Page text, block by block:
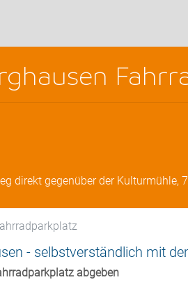
direkt gegenüber der Kulturmühle,
- selbstverständlich mit
abgeben